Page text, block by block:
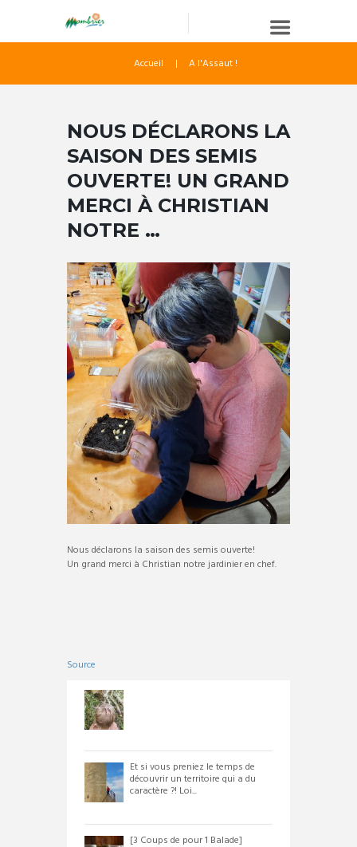
Accueil A l'Assaut !
NOUS DÉCLARONS LA
SAISON DES SEMIS
OUVERTE! UN GRAND
MERCI À CHRISTIAN
NOTRE …
Nous déclarons la saison des semis ouverte!
Un grand merci à Christian notre jardinier en chef.
Source
Et si vous preniez le temps de
découvrir un territoire qui a du
caractère ?! Loi...
[3 Coups de pour 1 Balade]